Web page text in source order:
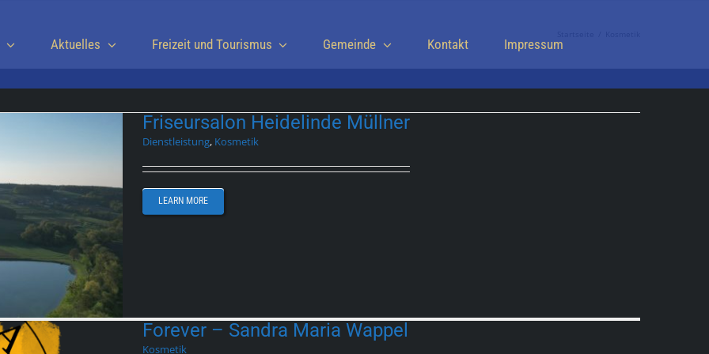
Aktuelles Freizeit und Tourismus Gemeinde Kontakt Impressum
Friseursalon Heidelinde Müllner
Dienstleistung, Kosmetik
LEARN MORE
Forever – Sandra Maria Wappel
Kosmetik